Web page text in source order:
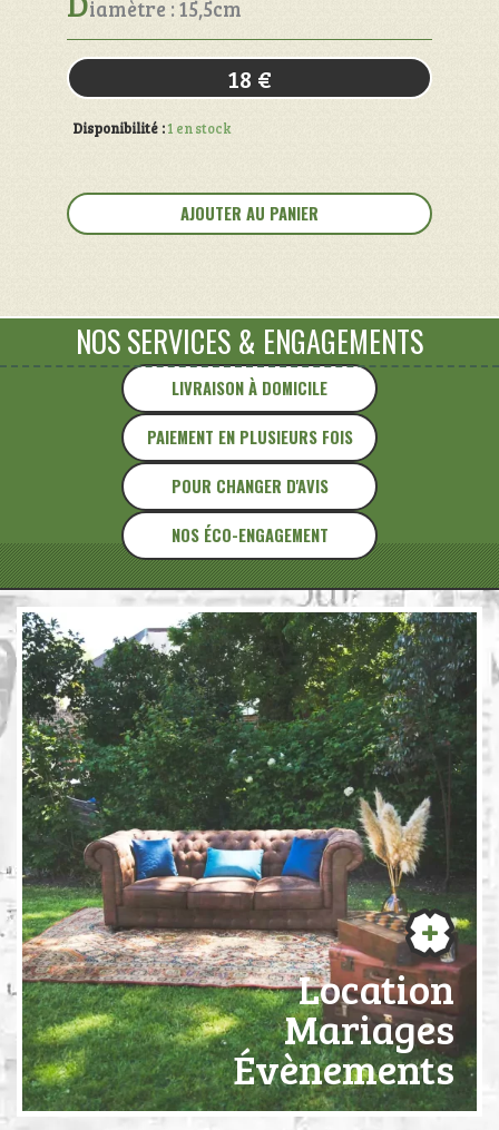
iamètre : 15,5cm
18 €
Disponibilité :1 en stock
de
Bonbonnière
AJOUTER AU PANIER
LIVRAISON À DOMICILE
PAIEMENT EN PLUSIEURS FOIS
NOS SERVICES & ENGAGEMENTS
POUR CHANGER D'AVIS
NOS ÉCO-ENGAGEMENT
Location
Mariages
Évènements